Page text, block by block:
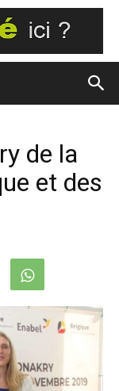
de la
et des